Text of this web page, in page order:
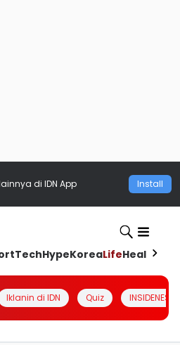
di IDN App Install
TechHypeKoreaLifeHealth
Iklanin di IDN Quiz INSIDENESIA